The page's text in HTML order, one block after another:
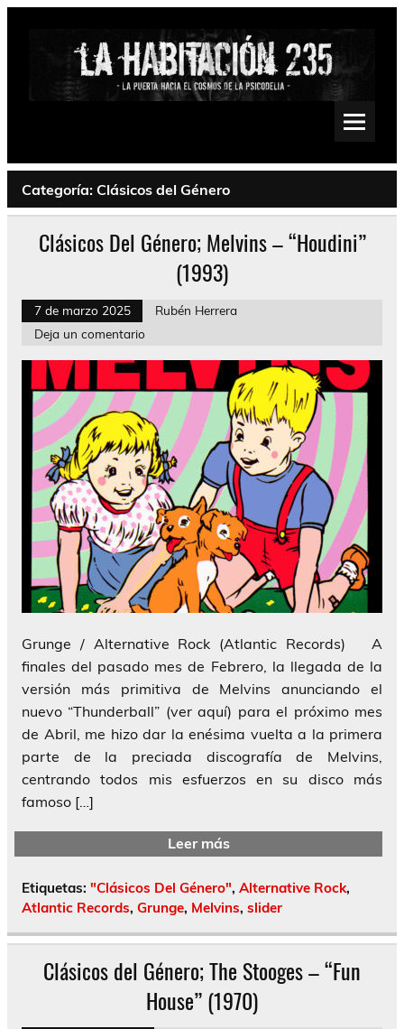
Saltar
Psychedelic, Stoner, Doom, Sludge, Fuzz, Space, Drone
Categoría: Clásicos del Género
Clásicos Del Género; Melvins – “Houdini”
(1993)
7 de marzo 2025
Rubén Herrera
Deja un comentario
Grunge / Alternative Rock (Atlantic Records) A
finales del pasado mes de Febrero, la llegada de la
versión más primitiva de Melvins anunciando el
nuevo “Thunderball” (ver aquí) para el próximo mes
de Abril, me hizo dar la enésima vuelta a la primera
parte de la preciada discografía de Melvins,
centrando todos mis esfuerzos en su disco más
famoso […]
Leer más
Etiquetas: "Clásicos Del Género", Alternative Rock,
Atlantic Records, Grunge, Melvins, slider
Clásicos del Género; The Stooges – “Fun
House” (1970)